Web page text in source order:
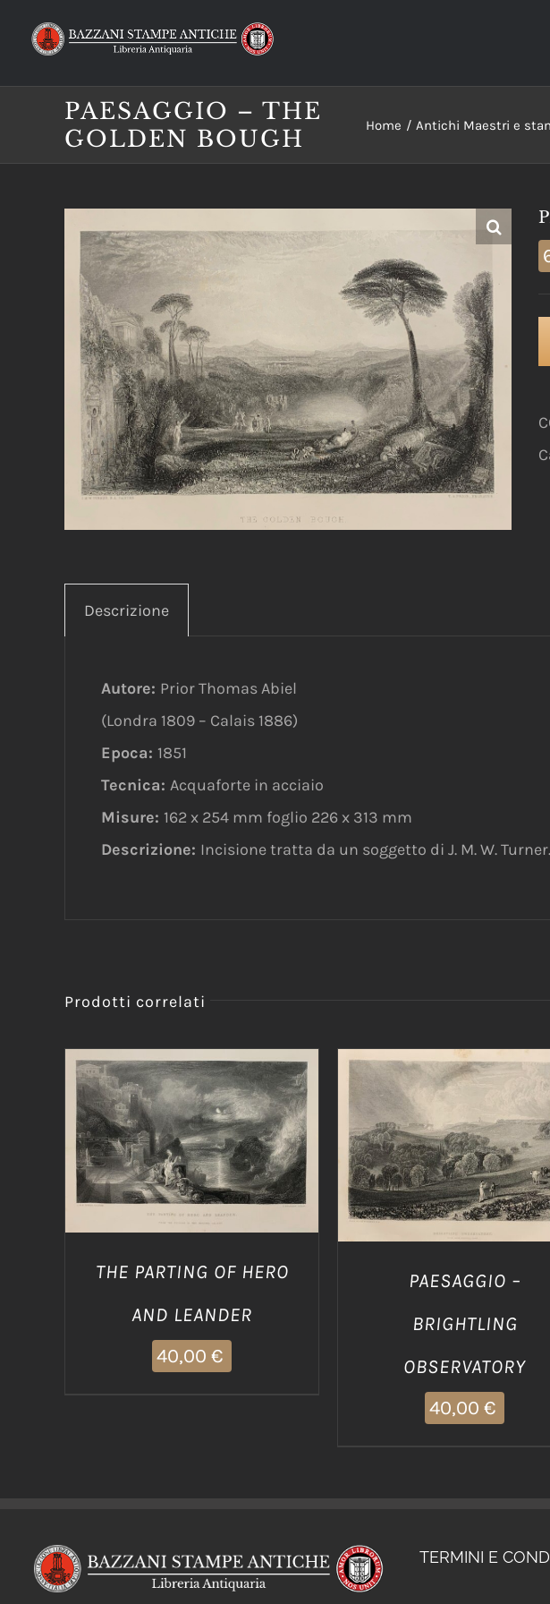
PAESAGGIO – THE
GOLDEN BOUGH
Home Antichi Maestri e
Descrizione
Autore: Prior Thomas Abiel
(Londra 1809 – Calais 1886)
Epoca: 1851
Tecnica: Acquaforte in acciaio
Misure: 162 x 254 mm foglio 226 x 313 mm
Descrizione: Incisione tratta da un soggetto di J. M. W.
Prodotti correlati
AGGIUNGI AL CARRELLO
/
DETTAGLI
THE PARTING OF HERO
AND LEANDER
40,00 €
AGGIUNGI AL CARRELLO
/
DETTAGLI
PAESAGGIO –
BRIGHTLING
OBSERVATORY
40,00 €
TERMINI E